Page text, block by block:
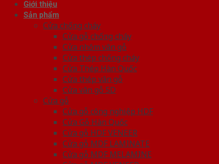
Giới thiệu
Sản phẩm
Cửa chống cháy
Cửa gỗ chống cháy
Cửa nhôm vân gỗ
Cửa thép chống cháy
Cửa Thép Hàn Quốc
Cửa thép vân gỗ
Cửa vân gỗ 5D
Cửa gỗ
Cửa gỗ công nghiệp HDF
Cửa Gỗ Hàn Quốc
Cửa gỗ HDF VENEER
Cửa gỗ MDF LAMINATE
Cửa gỗ MDF MELAMINE